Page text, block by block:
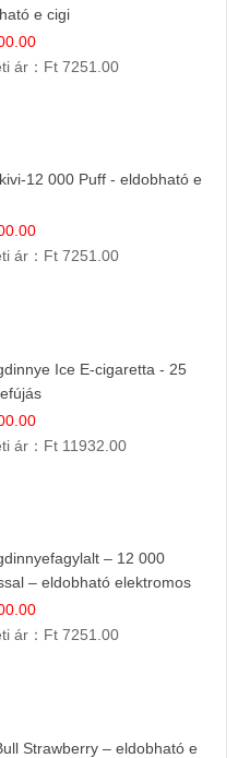
e cigi
ár： Ft 7251.00
12 000 Puff - eldobható e
ár： Ft 7251.00
Ice E-cigaretta - 25
ár： Ft 11932.00
– 12 000
– eldobható elektromos
ár： Ft 7251.00
Strawberry – eldobható e